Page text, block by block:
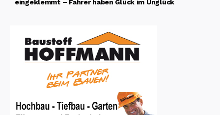
eingeklemmt – Fahrer haben Glück im Unglück